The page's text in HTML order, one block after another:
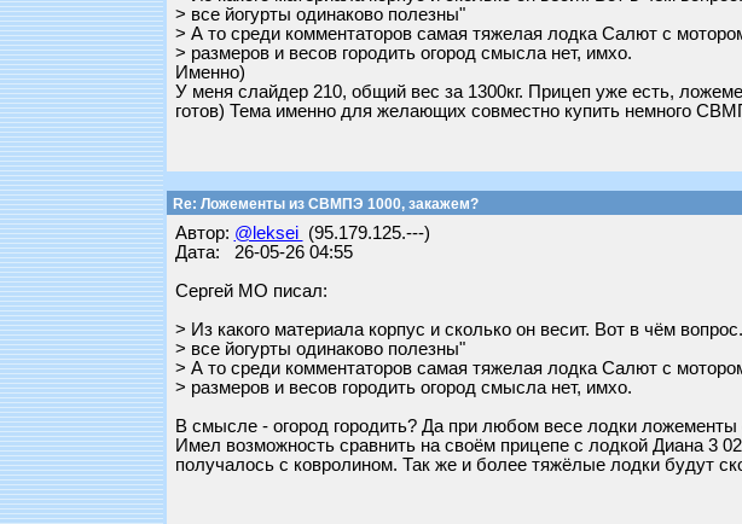
> все йогурты одинаково полезны"
> А то среди комментаторов самая тяжелая лодка Салют с
> размеров и весов городить огород смысла нет, имхо.
Именно)
У меня слайдер 210, общий вес за 1300кг. Прицеп уже есть,
готов) Тема именно для желающих совместно купить немного
Re: Ложементы из СВМПЭ 1000, закажем?
Автор: @leksei (95.179.125.---)
Дата: 26-05-26 04:55
Сергей МО писал:
> Из какого материала корпус и сколько он весит. Вот в чём
> все йогурты одинаково полезны"
> А то среди комментаторов самая тяжелая лодка Салют с
> размеров и весов городить огород смысла нет, имхо.
В смысле - огород городить? Да при любом весе лодки
Имел возможность сравнить на своём прицепе с лодкой Диана 3
получалось с ковролином. Так же и более тяжёлые лодки будут